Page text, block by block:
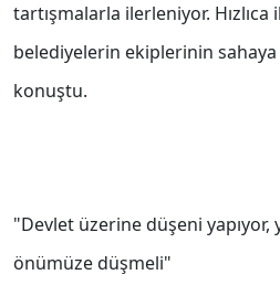
tartışmalarla ilerleniyor.
belediyelerin ekiplerinin
konuştu.
"Devlet üzerine düşeni
önümüze düşmeli"